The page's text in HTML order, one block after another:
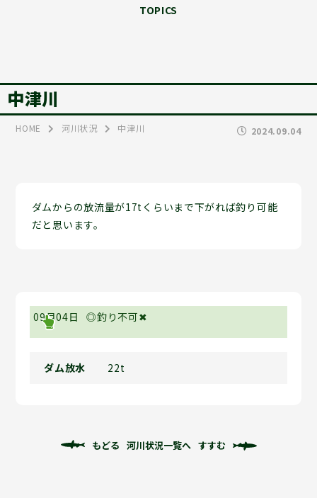
TOPICS
中津川
HOME 河川状況 中津川 2024.09.04
ダムからの放流量が17tくらいまで下がれば釣り可能
だと思います。
09月04日 ◎釣り不可✖
ダム放水 22t
もどる 河川状況一覧へ すすむ